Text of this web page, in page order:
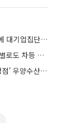
‘우리도 삼전처럼’...오리온, 노조 보상 요구에 대기업집단 편입 후 ‘첫 위기’
구윤철 "中企취업자 근로소득세 감면, 지역별로도 차등 지원"
손자회사의 역흡수…세기상사, ‘지배구조 정점’ 우양수산 합병